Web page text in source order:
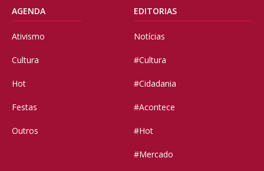
AGENDA
Ativismo
Cultura
Hot
Festas
Outros
EDITORIAS
Notícias
#Cultura
#Cidadania
#Acontece
#Hot
#Mercado